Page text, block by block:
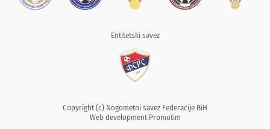
Entitetski savez
Copyright (c) Nogometni savez Federacije BiH
Web development Promotim